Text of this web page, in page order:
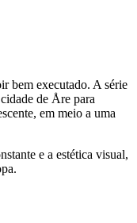
bem executado. A série
de Åre para
em meio a uma
e a estética visual,